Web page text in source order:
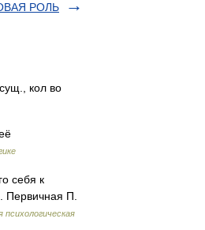
РОЛЬ
кол во
себя к
Первичная П.
психологическая